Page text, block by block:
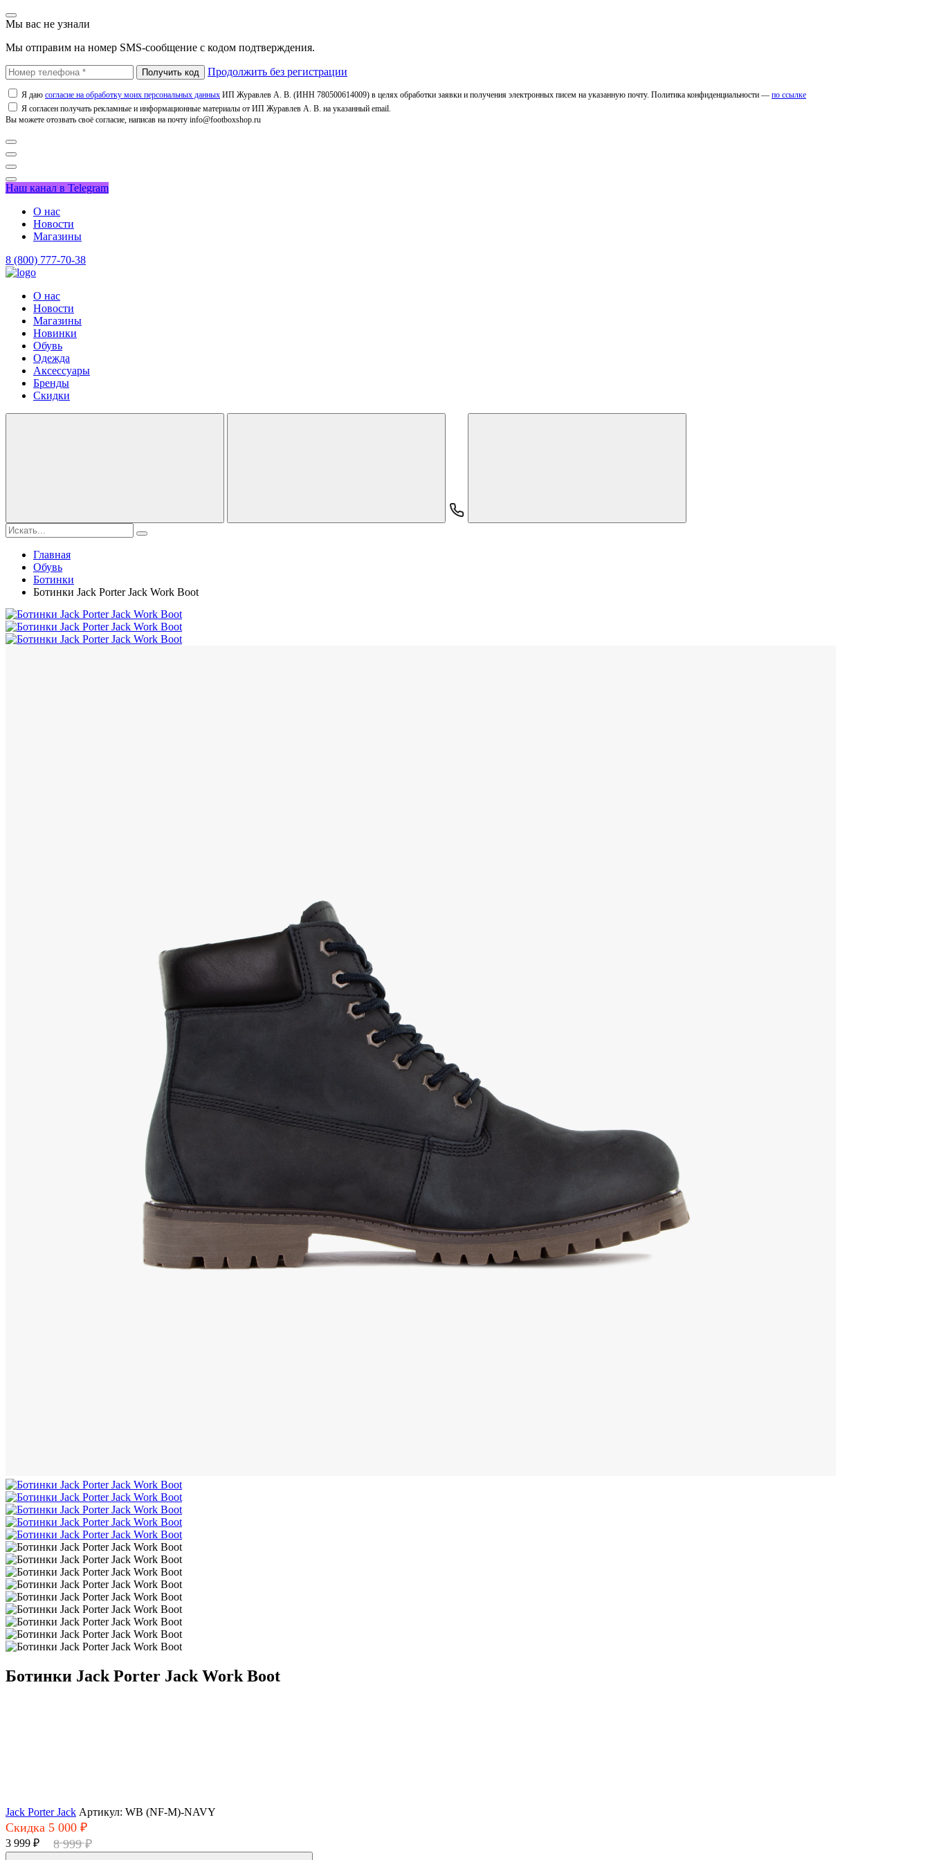
Мы вас не узнали
Мы отправим на номер SMS-сообщение с кодом подтверждения.
Продолжить без регистрации
Я даю согласие на обработку моих персональных данных ИП Журавлев А. В. (ИНН 780500614009) в целях обработки заявки и получения электронных писем на указанную почту. Политика конфиденциальности — по ссылке
Я согласен получать рекламные и информационные материалы от ИП Журавлев А. В. на указанный email.
Вы можете отозвать своё согласие, написав на почту info@footboxshop.ru
Наш канал в Telegram
О нас
Новости
Магазины
8 (800) 777-70-38
О нас
Новости
Магазины
Новинки
Обувь
Одежда
Аксессуары
Бренды
Скидки
Главная
Обувь
Ботинки
Ботинки Jack Porter Jack Work Boot
Ботинки Jack Porter Jack Work Boot
Jack Porter Jack Артикул: WB (NF-M)-NAVY
Скидка 5 000 ₽
3 999 ₽ 8 999 ₽